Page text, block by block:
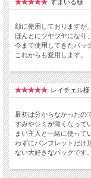
すまいる様
顔に使用しておりますが、
ほんとにツヤツヤになり
今まで使用してきたパッ
これからも愛用します。
レイチェル様
最初は分からなかったの
すみやシミが薄くなって
まい主人と一緒に使って
わずにパンフレットだけ
ない大好きなパックです。